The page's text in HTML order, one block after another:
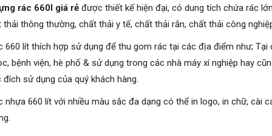
rác 660l giá rẻ được thiết kế hiện đại, có dung tích chứa rác
thải thông thường, chất thải y tế, chất thải rắn, chất thải công
660 lít thích hợp sử dụng để thu gom rác tại các địa điểm như;
bệnh viện, hè phố & sử dụng trong các nhà máy xí nghiệp hay
sử dụng của quý khách hàng.
nhựa 660 lít với nhiều màu sắc đa dạng có thể in logo, in chữ, cài